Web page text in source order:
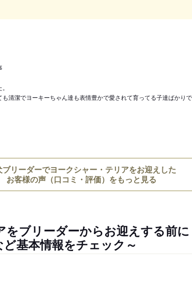
清潔でヨーキーちゃん達も表情豊かで愛されて育ってる子達ばかり
ブリーダーでヨークシャー・テリアをお迎えした
お客様の声（口コミ・評価）をもっと見る
をブリーダーからお迎えする前
基本情報をチェック～